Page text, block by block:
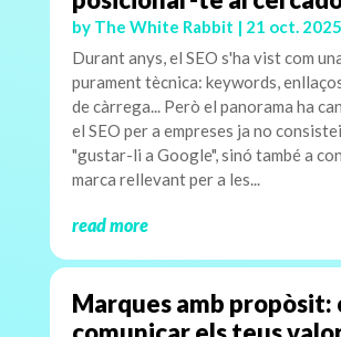
by The White Rabbit | 21 oct. 2025
Durant anys, el SEO s'ha vist com
purament tècnica: keywords,
de càrrega... Però el panorama ha
el SEO per a empreses ja no
"gustar-li a Google", sinó també a
marca rellevant per a les...
read more
Marques amb propòsit: